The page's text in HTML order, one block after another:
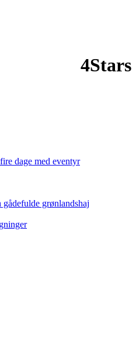
4Stars
dage med eventyr
grønlandshaj